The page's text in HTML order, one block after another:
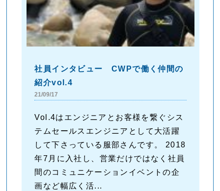
社員インタビュー CWPで働く仲間の
紹介vol.4
21/09/17
Vol.4はエンジニアとお客様を繋ぐシス
テムセールスエンジニアとして大活躍
して下さっている服部さんです。 2018
年7月に入社し、営業だけではなく社員
間のコミュニケーションイベントの企
画など幅広く活...